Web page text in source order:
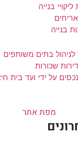
בנייה
בנייה
בתים משותפים
שכורות
על ידי ועד בית
מפת אתר